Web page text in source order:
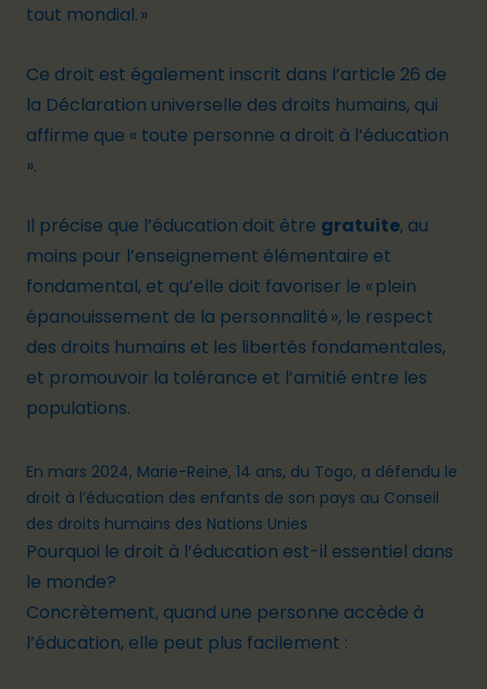
tout mondial. »
Ce droit est également inscrit dans l’article 26 de
la Déclaration universelle des droits humains, qui
affirme que « toute personne a droit à l’éducation
».
Il précise que l’éducation doit être gratuite, au
moins pour l’enseignement élémentaire et
fondamental, et qu’elle doit favoriser le « plein
épanouissement de la personnalité », le respect
des droits humains et les libertés fondamentales,
et promouvoir la tolérance et l’amitié entre les
populations.
En mars 2024, Marie-Reine, 14 ans, du Togo, a défendu le
droit à l’éducation des enfants de son pays au Conseil
des droits humains des Nations Unies
Pourquoi le droit à l’éducation est-il essentiel dans
le monde?
Concrètement, quand une personne accède à
l’éducation, elle peut plus facilement :